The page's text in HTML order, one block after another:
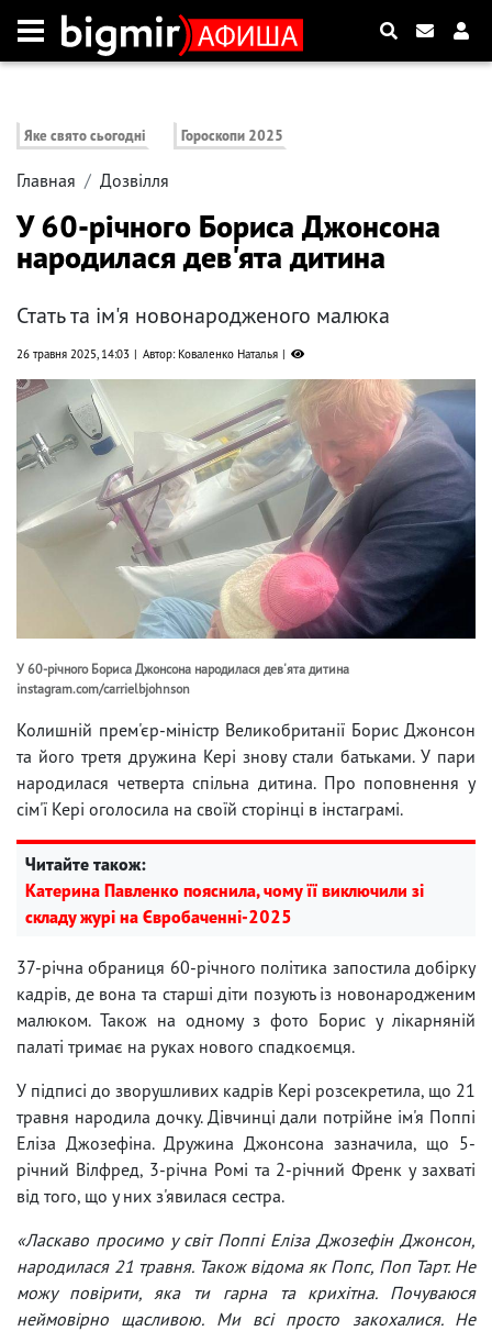
Яке свято сьогодні Гороскопи 2025
Главная Дозвілля
У 60-річного Бориса Джонсона
народилася дев'ята дитина
Стать та ім'я новонародженого малюка
26 травня 2025, 14:03 Автор: Коваленко Наталья
У 60-річного Бориса Джонсона народилася дев'ята дитина
instagram.com/carrielbjohnson
Колишній прем'єр-міністр Великобританії Борис Джонсон
та його третя дружина Кері знову стали батьками. У пари
народилася четверта спільна дитина. Про поповнення у
сім'ї Кері оголосила на своїй сторінці в інстаграмі.
Читайте також:
Катерина Павленко пояснила, чому її виключили зі
складу журі на Євробаченні-2025
37-річна обраниця 60-річного політика запостила добірку
кадрів, де вона та старші діти позують із новонародженим
малюком. Також на одному з фото Борис у лікарняній
палаті тримає на руках нового спадкоємця.
У підписі до зворушливих кадрів Кері розсекретила, що 21
травня народила дочку. Дівчинці дали потрійне ім'я Поппі
Еліза Джозефіна. Дружина Джонсона зазначила, що 5-
річний Вілфред, 3-річна Ромі та 2-річний Френк у захваті
від того, що у них з'явилася сестра.
«Ласкаво просимо у світ Поппі Еліза Джозефін Джонсон,
народилася 21 травня. Також відома як Попс, Поп Тарт. Не
можу повірити, яка ти гарна та крихітна. Почуваюся
неймовірно щасливою. Ми всі просто закохалися. Не